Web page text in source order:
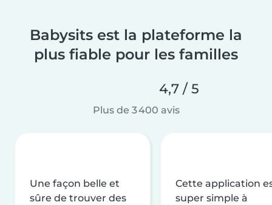
Babysits est la plateforme la
plus fiable pour les familles
4,7 / 5
Plus de 3 400 avis
Une façon belle et
sûre de trouver des
Cette application
super simple à